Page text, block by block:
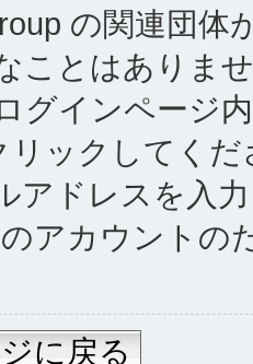
の関連団
ことはありま
グインページ
リックしてく
アドレスを入
アカウントの
に戻る